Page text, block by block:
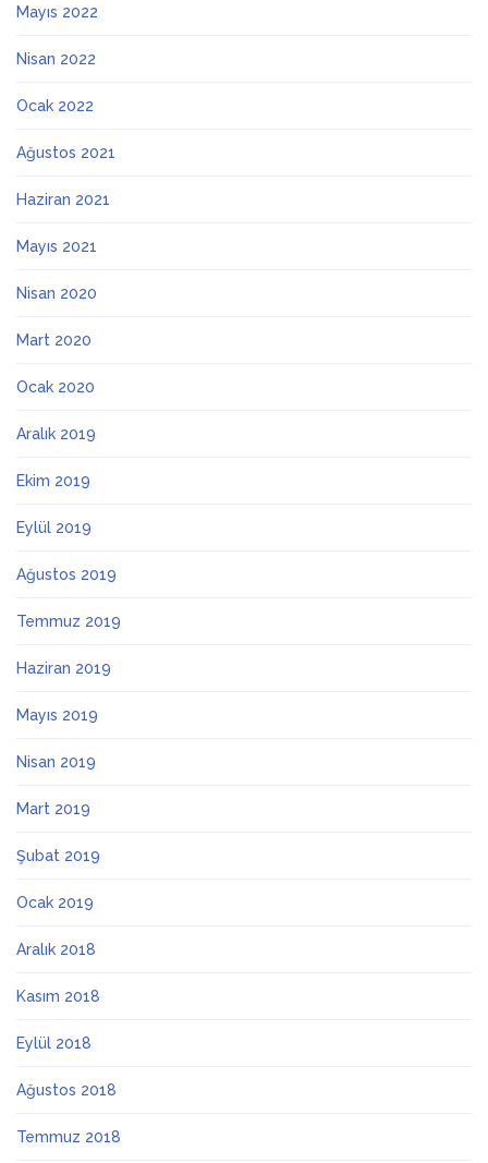
Mayıs 2022
Nisan 2022
Ocak 2022
Ağustos 2021
Haziran 2021
Mayıs 2021
Nisan 2020
Mart 2020
Ocak 2020
Aralık 2019
Ekim 2019
Eylül 2019
Ağustos 2019
Temmuz 2019
Haziran 2019
Mayıs 2019
Nisan 2019
Mart 2019
Şubat 2019
Ocak 2019
Aralık 2018
Kasım 2018
Eylül 2018
Ağustos 2018
Temmuz 2018